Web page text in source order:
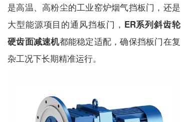
是高温、高粉尘的工业窑炉烟气挡板门，还是
大型能源项目的通风挡板门， ER系列斜齿轮
硬齿面减速机都能稳定适配，确保挡板门在复
杂工况下长期精准运行。